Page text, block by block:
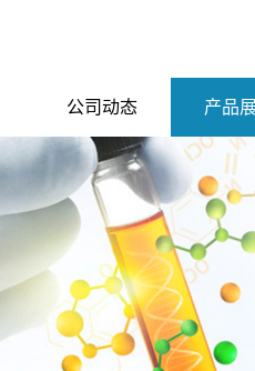
公司动态 产品